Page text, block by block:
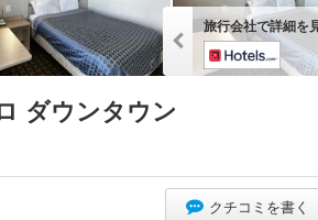
旅行会社で詳細を
ダウンタウン
クチコミを書く